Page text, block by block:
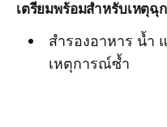
เตรียมพร้อมสำหรับเหตุฉุ
สำรองอาหาร น้ำ
เหตุการณ์ซ้ำ